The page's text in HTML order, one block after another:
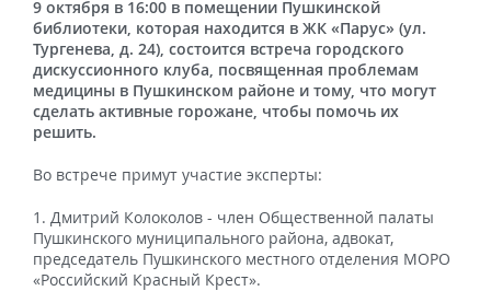
9 октября в 16:00 в помещении Пушкинской
библиотеки, которая находится в ЖК «Парус» (ул.
Тургенева, д. 24), состоится встреча городского
дискуссионного клуба, посвященная проблемам
медицины в Пушкинском районе и тому, что могут
сделать активные горожане, чтобы помочь их
решить.
Во встрече примут участие эксперты:
1. Дмитрий Колоколов - член Общественной палаты
Пушкинского муниципального района, адвокат,
председатель Пушкинского местного отделения МОРО
«Российский Красный Крест».